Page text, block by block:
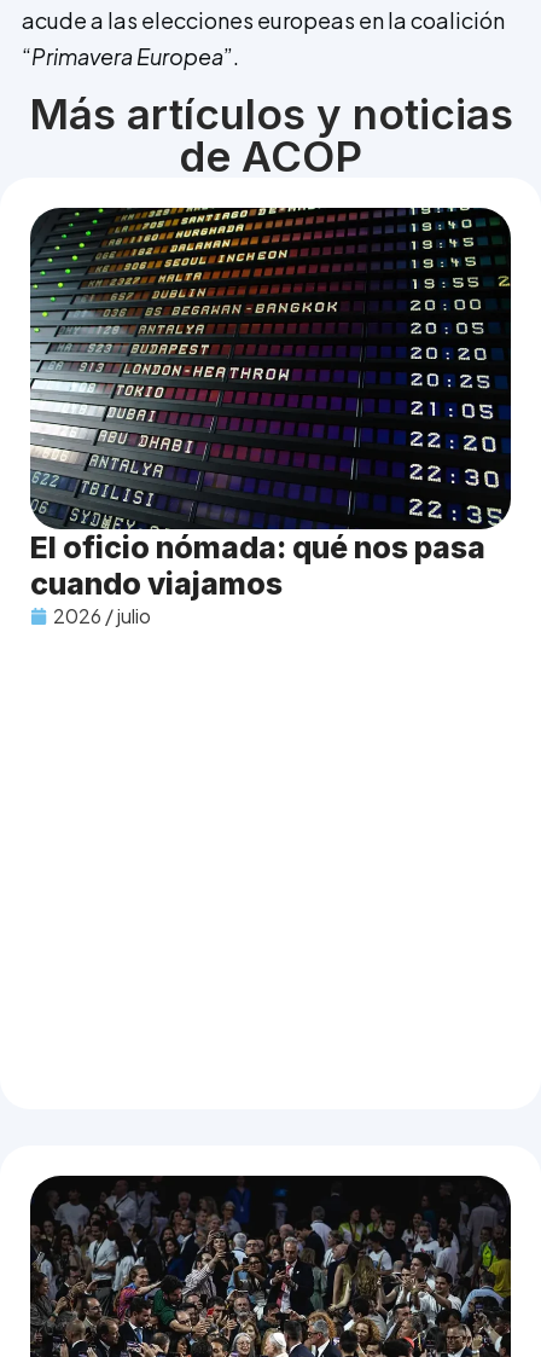
acude a las elecciones europeas en la coalición
“PrimaveraEuropea”.
Más artículos y noticias
de ACOP
El oficio nómada: qué nos pasa
cuando viajamos
2026 / julio